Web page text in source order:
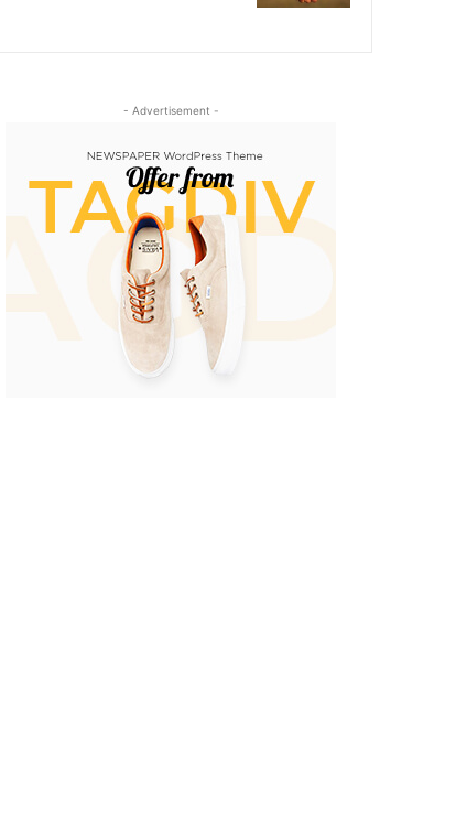
- Advertisement -